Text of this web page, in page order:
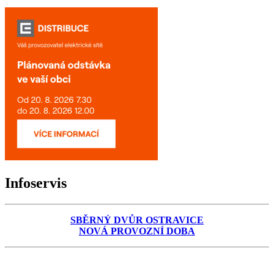
Infoservis
SBĚRNÝ DVŮR OSTRAVICE
NOVÁ PROVOZNÍ DOBA